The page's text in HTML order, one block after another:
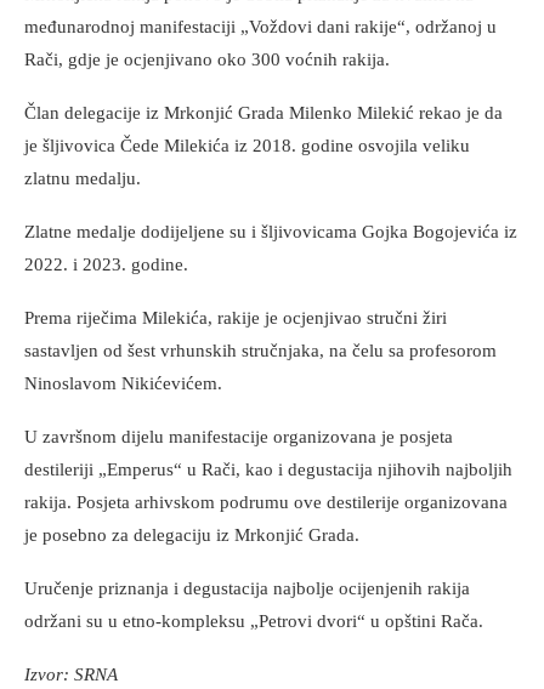
međunarodnoj manifestaciji „Voždovi dani rakije“, održanoj u
Rači, gdje je ocjenjivano oko 300 voćnih rakija.
Član delegacije iz Mrkonjić Grada Milenko Milekić rekao je da
je šljivovica Čede Milekića iz 2018. godine osvojila veliku
zlatnu medalju.
Zlatne medalje dodijeljene su i šljivovicama Gojka Bogojevića iz
2022. i 2023. godine.
Prema riječima Milekića, rakije je ocjenjivao stručni žiri
sastavljen od šest vrhunskih stručnjaka, na čelu sa profesorom
Ninoslavom Nikićevićem.
U završnom dijelu manifestacije organizovana je posjeta
destileriji „Emperus“ u Rači, kao i degustacija njihovih najboljih
rakija. Posjeta arhivskom podrumu ove destilerije organizovana
je posebno za delegaciju iz Mrkonjić Grada.
Uručenje priznanja i degustacija najbolje ocijenjenih rakija
održani su u etno-kompleksu „Petrovi dvori“ u opštini Rača.
Izvor: SRNA